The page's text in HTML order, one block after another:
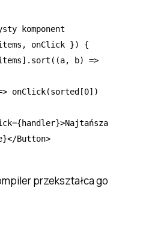
komponent
,
onClick }) {
.sort ((a, b) =>
onClick(sorted[0])
={handler}>Najtańsza
Button>
przekształca go